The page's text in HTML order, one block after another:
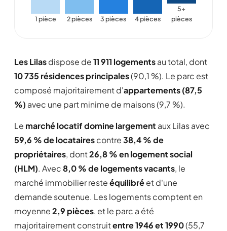
1 pièce 2 pièces 3 pièces 4 pièces
5+
pièces
Les Lilasdispose de11 911 logementsau total, dont
10 735 résidences principales(90,1 %). Le parc est
composé majoritairement d'appartements (87,5
%) avec une part minime de maisons (9,7 %).
Le marché locatif domine largement aux Lilas avec
59,6 % de locatairescontre38,4 % de
propriétaires, dont26,8 % en logement social
(HLM). Avec8,0 % de logements vacants, le
marché immobilier resteéquilibréet d'une
demande soutenue. Les logements comptent en
moyenne2,9 pièces, et le parc a été
majoritairement construitentre 1946 et 1990(55,7